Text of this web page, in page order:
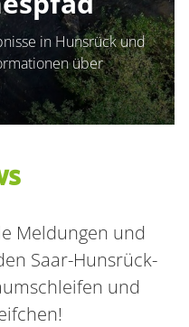
in Hunsrück und
über
Meldungen und
Saar-Hunsrück-
und